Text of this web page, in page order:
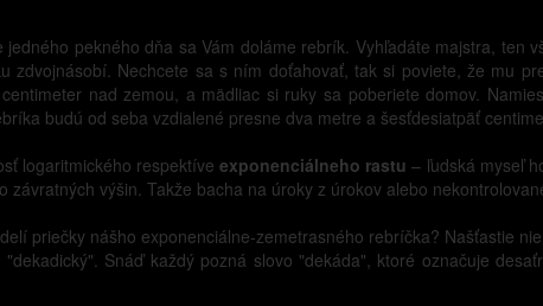
jedného pekného dňa sa Vám doláme rebrík. Vyhľadáte majstra,
zdvojnásobí. Nechcete sa s ním doťahovať, tak si poviete, že mu
nad zemou, a mädliac si ruky sa poberiete domov.
budú od seba vzdialené presne dva metre a šesťdesiatpäť
logaritmického respektíveexponenciálneho rastu – ľudská myseľ
závratných výšin. Takže bacha na úroky z úrokov alebo
priečky nášho exponenciálne-zemetrasného rebríčka? Našťastie
Snáď každý pozná slovo "dekáda", ktoré označuje